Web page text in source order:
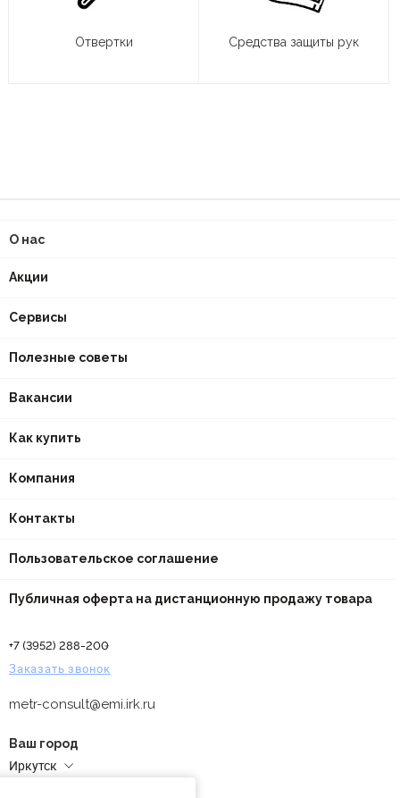
Отвертки Средства защиты рук
О нас
Акции
Сервисы
Полезные советы
Вакансии
Как купить
Компания
Контакты
Пользовательское соглашение
Публичная оферта на дистанционную продажу товара
+7 (3952) 288-200
Заказать звонок
metr-consult@emi.irk.ru
Ваш город
Иркутск